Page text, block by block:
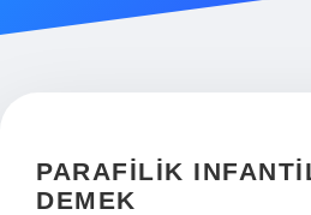
Hakkımızda
PARAFILIK
DEMEK